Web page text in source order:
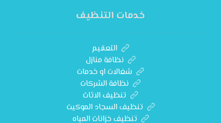
خدمات التنظيف
التعقيم
نظافة منازل
شغالات او خدمات
نظافة الشركات
تنظيف الاثاث
تنظيف السجاد الموكيت
تنظيف خزانات المياه